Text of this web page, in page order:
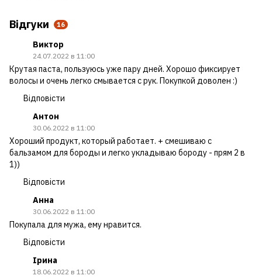
Відгуки 16
Виктор
24.07.2022 в 11:00
Крутая паста, пользуюсь уже пару дней. Хорошо фиксирует
волосы и очень легко смывается с рук. Покупкой доволен :)
Відповісти
Антон
30.06.2022 в 11:00
Хороший продукт, который работает. + смешиваю с
бальзамом для бороды и легко укладываю бороду - прям 2 в
1))
Відповісти
Анна
30.06.2022 в 11:00
Покупала для мужа, ему нравится.
Відповісти
Ірина
18.06.2022 в 11:00